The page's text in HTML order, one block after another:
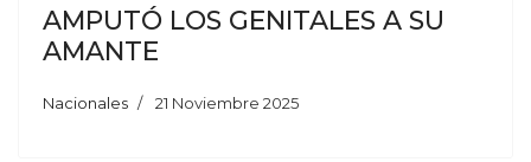
AMPUTÓ LOS GENITALES A SU
AMANTE
Nacionales 21 Noviembre 2025